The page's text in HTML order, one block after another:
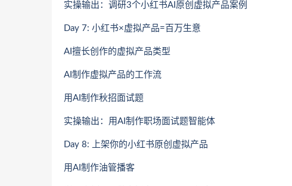
实操输出：调研3个小红书AI原创虚拟产品案例
Day 7: 小红书×虚拟产品=百万生意
AI擅长创作的虚拟产品类型
AI制作虚拟产品的工作流
用AI制作秋招面试题
实操输出：用AI制作职场面试题智能体
Day 8: 上架你的小红书原创虚拟产品
用AI制作油管播客